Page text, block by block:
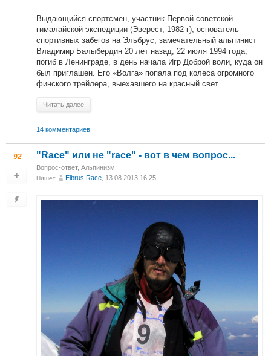
Выдающийся спортсмен, участник Первой советской
гималайской экспедиции (Эверест, 1982 г), основатель
спортивных забегов на Эльбрус, замечательный альпинист
Владимир Балыбердин 20 лет назад, 22 июля 1994 года,
погиб в Ленинграде, в день начала Игр Доброй воли, куда он
был приглашен. Его «Волга» попала под колеса огромного
финского трейлера, выехавшего на красный свет...
Читать далее
14 комментариев
92 "Race" или не "race" - вот в чем вопрос...
Вопрос-ответ, Альпинизм
Пишет Elbrus Race , 13.08.2013 16:25